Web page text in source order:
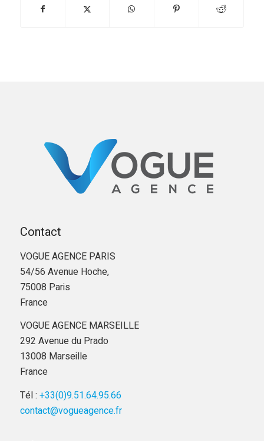
Contact
VOGUE AGENCE PARIS
54/56 Avenue Hoche,
75008 Paris
France
VOGUE AGENCE MARSEILLE
292 Avenue du Prado
13008 Marseille
France
Tél : +33(0)9.51.64.95.66
contact@vogueagence.fr